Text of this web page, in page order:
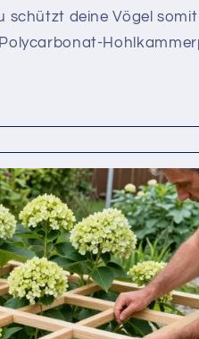
schützt deine Vögel